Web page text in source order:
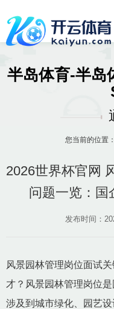
半岛体育-半岛
您当前的位置：
2026世界杯官网
问题一览：国
发布时间：
风景园林管理岗位面试
才？风景园林管理岗位
涉及到城市绿化、园艺